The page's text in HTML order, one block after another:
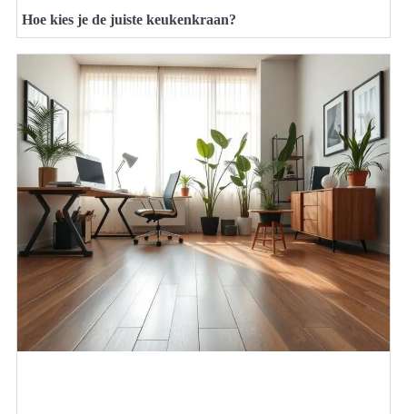
Hoe kies je de juiste keukenkraan?